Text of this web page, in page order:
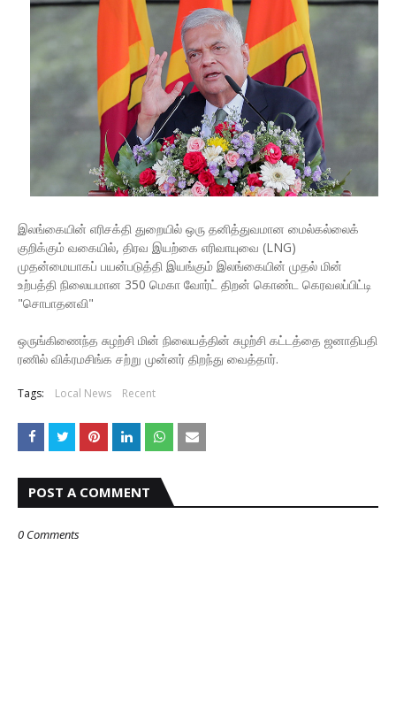
இலங்கையின் எரிசக்தி துறையில் ஒரு தனித்துவமான மைல்கல்லைக்
குறிக்கும் வகையில், திரவ இயற்கை எரிவாயுவை (LNG)
முதன்மையாகப் பயன்படுத்தி இயங்கும் இலங்கையின் முதல் மின்
உற்பத்தி நிலையமான 350 மெகா வோர்ட் திறன் கொண்ட கெரவலப்பிட்டி
"சொபாதனவி"
ஒருங்கிணைந்த சுழற்சி மின் நிலையத்தின் சுழற்சி கட்டத்தை ஜனாதிபதி
ரணில் விக்ரமசிங்க சற்று முன்னர் திறந்து வைத்தார்.
Tags: Local News Recent
POST A COMMENT
0 Comments